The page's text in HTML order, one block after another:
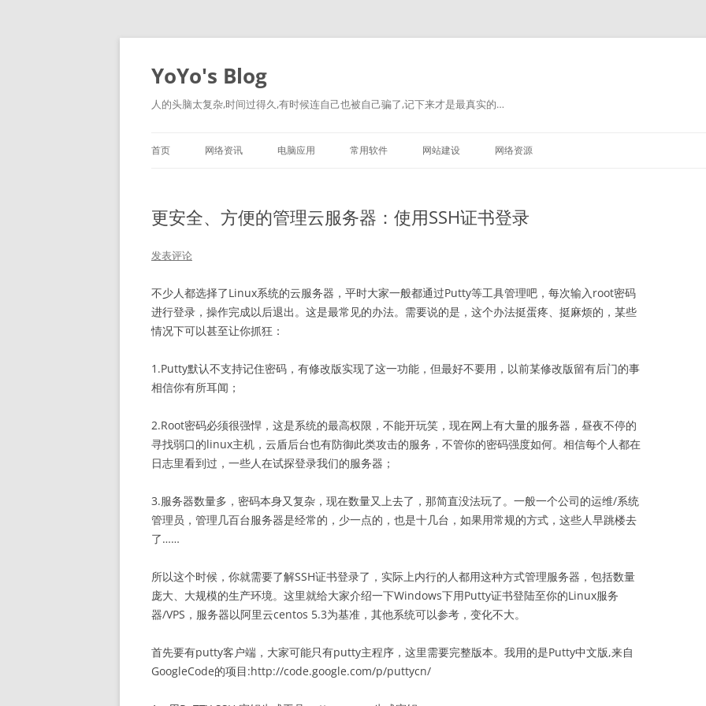
跳
文
YoYo's Blog
人的头脑太复杂,时间过得久,有时候连自己也被自己骗了,记下来才是最真实的…
首页 网络资讯 电脑应用 常用软件 网站建设 网络资源
更安全、方便的管理云服务器：使用SSH证书登录
发表评论
不少人都选择了Linux系统的云服务器，平时大家一般都通过Putty等工具管理吧，每次输入root密码
进行登录，操作完成以后退出。这是最常见的办法。需要说的是，这个办法挺蛋疼、挺麻烦的，某些
情况下可以甚至让你抓狂：
1.Putty默认不支持记住密码，有修改版实现了这一功能，但最好不要用，以前某修改版留有后门的事
相信你有所耳闻；
2.Root密码必须很强悍，这是系统的最高权限，不能开玩笑，现在网上有大量的服务器，昼夜不停的
寻找弱口的linux主机，云盾后台也有防御此类攻击的服务，不管你的密码强度如何。相信每个人都在
日志里看到过，一些人在试探登录我们的服务器；
3.服务器数量多，密码本身又复杂，现在数量又上去了，那简直没法玩了。一般一个公司的运维/系统
管理员，管理几百台服务器是经常的，少一点的，也是十几台，如果用常规的方式，这些人早跳楼去
了……
所以这个时候，你就需要了解SSH证书登录了，实际上内行的人都用这种方式管理服务器，包括数量
庞大、大规模的生产环境。这里就给大家介绍一下Windows下用Putty证书登陆至你的Linux服务
器/VPS，服务器以阿里云centos 5.3为基准，其他系统可以参考，变化不大。
首先要有putty客户端，大家可能只有putty主程序，这里需要完整版本。我用的是Putty中文版,来自
GoogleCode的项目:http://code.google.com/p/puttycn/